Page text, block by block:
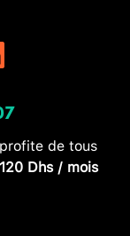
de tous
120 Dhs / mois